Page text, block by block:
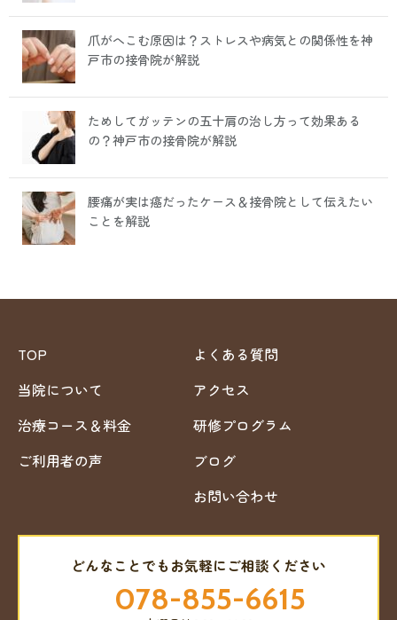
爪がへこむ原因は？ストレスや病気との関係性を神
戸市の接骨院が解説
ためしてガッテンの五十肩の治し方って効果ある
の？神戸市の接骨院が解説
腰痛が実は癌だったケース＆接骨院として伝えたい
ことを解説
TOP
当院について
治療コース＆料金
ご利用者の声
よくある質問
アクセス
研修プログラム
ブログ
お問い合わせ
どんなことでもお気軽にご相談ください
078-855-6615